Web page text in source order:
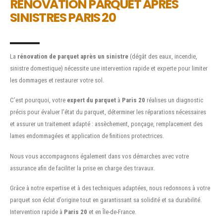
RÉNOVATION PARQUET APRÈS
SINISTRES PARIS 20
La rénovation de parquet après un sinistre (dégât des eaux, incendie,
sinistre domestique) nécessite une intervention rapide et experte pour limiter
les dommages et restaurer votre sol.
C’est pourquoi, votre expert du parquet à Paris 20 réalises un diagnostic
précis pour évaluer l’état du parquet, déterminer les réparations nécessaires
et assurer un traitement adapté : assèchement, ponçage, remplacement des
lames endommagées et application de finitions protectrices.
Nous vous accompagnons également dans vos démarches avec votre
assurance afin de faciliter la prise en charge des travaux.
Grâce à notre expertise et à des techniques adaptées, nous redonnons à votre
parquet son éclat d’origine tout en garantissant sa solidité et sa durabilité.
Intervention rapide à Paris 20 et en Île-de-France.